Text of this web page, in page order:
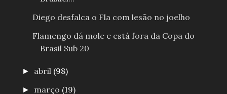
Diego desfalca o Fla com lesão no joelho
Flamengo dá mole e está fora da Copa do
Brasil Sub 20
► abril (98)
► março (19)